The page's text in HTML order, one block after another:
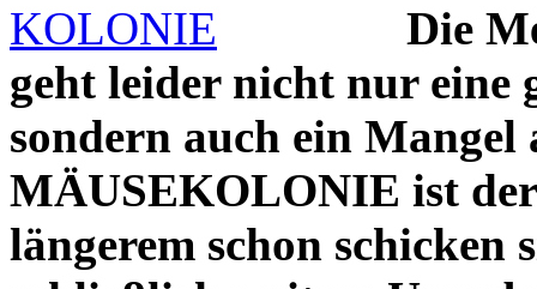
Die
geht leider nicht nur eine
sondern auch ein
MÄUSEKOLONIE ist
längerem schon schicken